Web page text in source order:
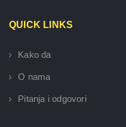
QUICK LINKS
Kako da
O nama
Pitanja i odgovori